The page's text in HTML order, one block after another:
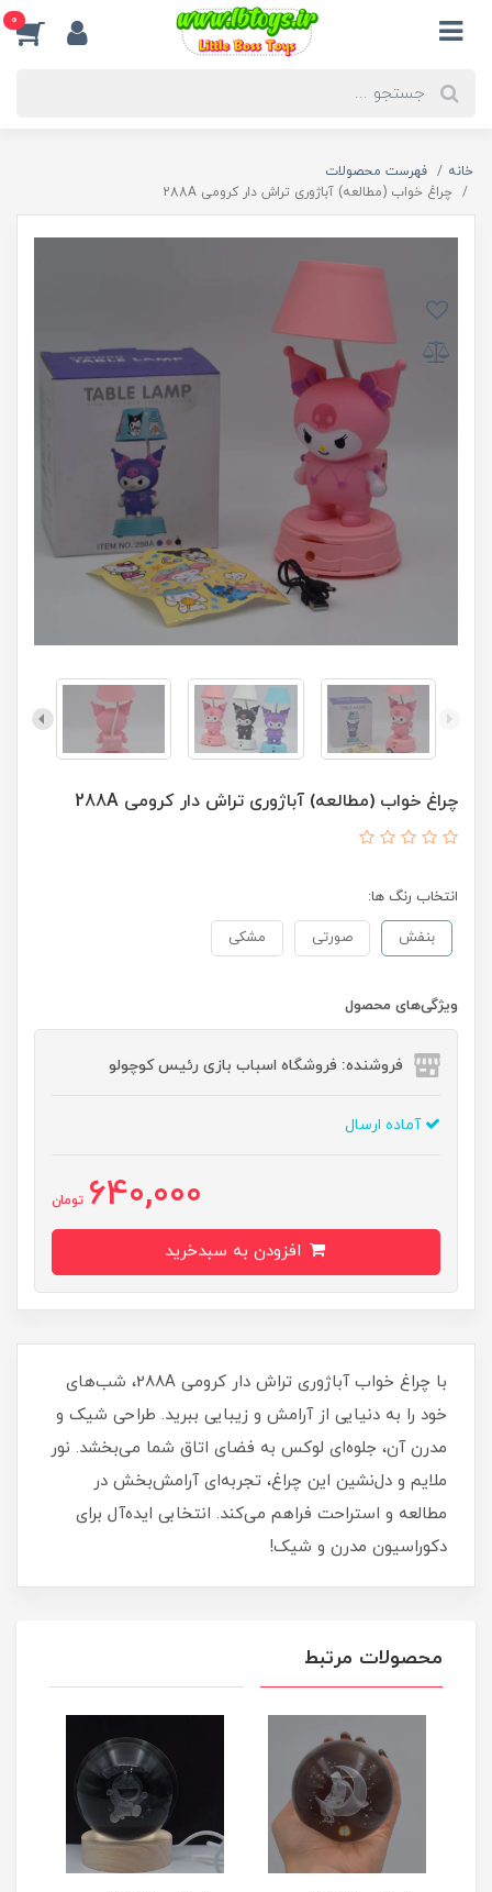
0
خانه
فهرست محصولات
چراغ خواب (مطالعه) آباژوری تراش دار کرومی 288A
چراغ خواب (مطالعه) آباژوری تراش دار کرومی 288A
انتخاب رنگ ها:
بنفش صورتی مشکی
ویژگی‌های محصول
فروشنده: فروشگاه اسباب بازی رئیس کوچولو
آماده ارسال
640,000 تومان
با چراغ خواب آباژوری تراش دار کرومی 288A، شب‌های
خود را به دنیایی از آرامش و زیبایی ببرید. طراحی شیک و
مدرن آن، جلوه‌ای لوکس به فضای اتاق شما می‌بخشد. نور
ملایم و دل‌نشین این چراغ، تجربه‌ای آرامش‌بخش در
مطالعه و استراحت فراهم می‌کند. انتخابی ایده‌آل برای
دکوراسیون مدرن و شیک!
محصولات مرتبط